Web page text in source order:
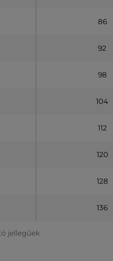
jellegűek
86
92
98
104
112
120
128
136